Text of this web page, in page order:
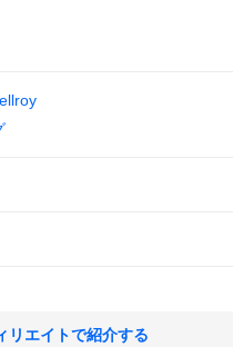
リエイトで紹介する